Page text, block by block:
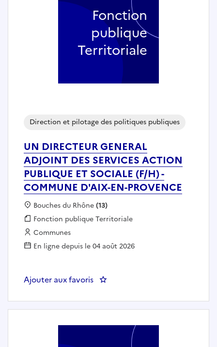
UN DIRECTEUR GENERAL
ADJOINT DES SERVICES ACTION
PUBLIQUE ET SOCIALE (F/H) -
COMMUNE D'AIX-EN-PROVENCE
Direction et pilotage des politiques publiques
Localisation :
Bouches du Rhône(13)
Fonction publique :
Fonction publique Territoriale
Employeur :
Communes
En ligne depuis le 04 août 2026
Ajouter aux favoris : UN DIRECTEUR GENERAL
Fonction
publique
Territoriale